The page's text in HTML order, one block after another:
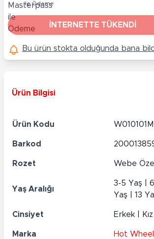
ile Ödeme
İNTERNETTE TÜKENDİ
Bu ürün stokta olduğunda bana
Ürün Bilgisi
Ürün Kodu
Barkod
Rozet Webe
Yaş Aralığı
3-5 Yaş |
Yaş | 13
Cinsiyet Erkek |
Marka Hot